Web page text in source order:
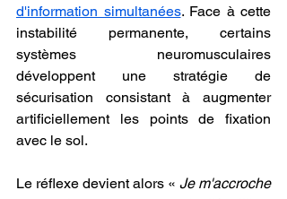
d'information simultanées. Face à cette
instabilité permanente, certains
systèmes neuromusculaires
développent une stratégie de
sécurisation consistant à augmenter
artificiellement les points de fixation
avec le sol.
Le réflexe devient alors « Je m'accroche